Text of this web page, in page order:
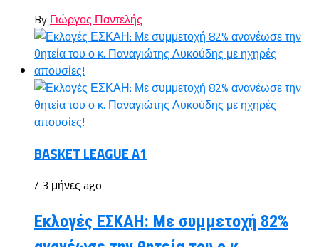
By Γιώργος Παντελής
BASKET LEAGUE A1
/ 3 μήνες ago
Εκλογές ΕΣΚΑΗ: Με συμμετοχή 82%